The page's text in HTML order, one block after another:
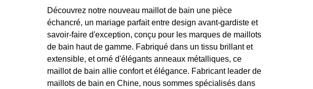
Découvrez notre nouveau maillot de bain une pièce
échancré, un mariage parfait entre design avant-gardiste et
savoir-faire d'exception, conçu pour les marques de maillots
de bain haut de gamme. Fabriqué dans un tissu brillant et
extensible, et orné d'élégants anneaux métalliques, ce
maillot de bain allie confort et élégance. Fabricant leader de
maillots de bain en Chine, nous sommes spécialisés dans